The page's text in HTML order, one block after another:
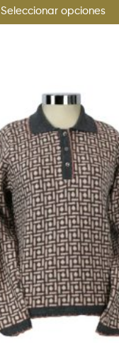
Seleccionar opciones